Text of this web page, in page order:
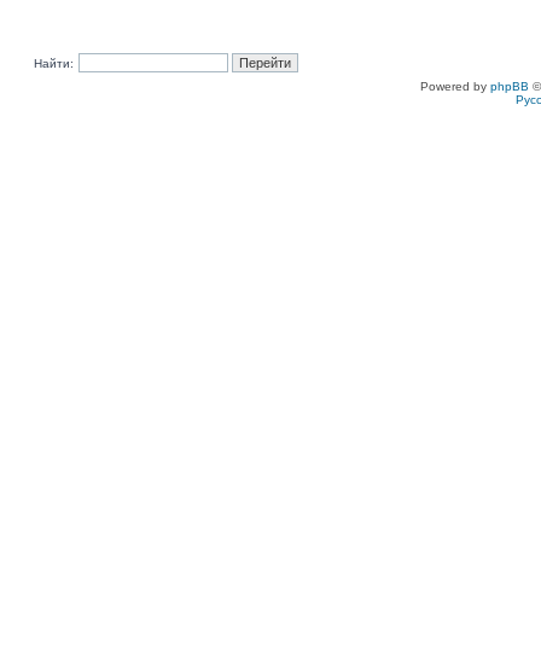
Найти:
Powered by phpBB